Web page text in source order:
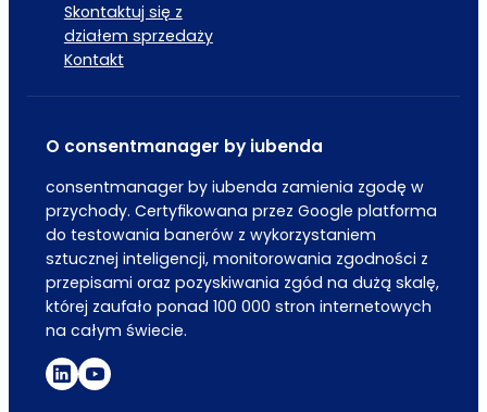
Skontaktuj się z
działem sprzedaży
Kontakt
O consentmanager by iubenda
consentmanager by iubenda zamienia zgodę w
przychody. Certyfikowana przez Google platforma
do testowania banerów z wykorzystaniem
sztucznej inteligencji, monitorowania zgodności z
przepisami oraz pozyskiwania zgód na dużą skalę,
której zaufało ponad 100 000 stron internetowych
na całym świecie.